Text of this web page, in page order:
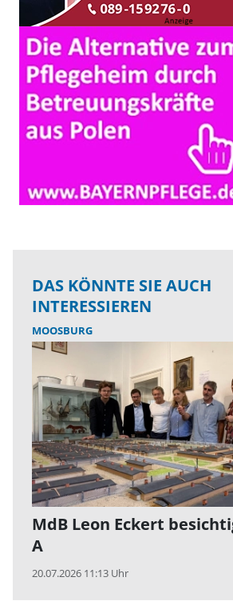
DAS KÖNNTE SIE AUCH
INTERESSIEREN
MOOSBURG
MdB Leon Eckert
A
20.07.2026 11:13 Uhr